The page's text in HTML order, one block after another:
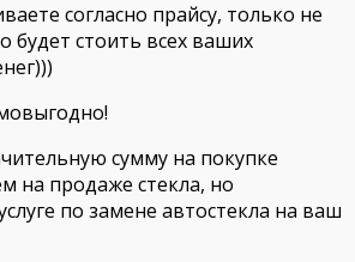
согласно прайсу, только не
будет стоить всех ваших
сумму на покупке
на продаже стекла, но
по замене автостекла на ваш